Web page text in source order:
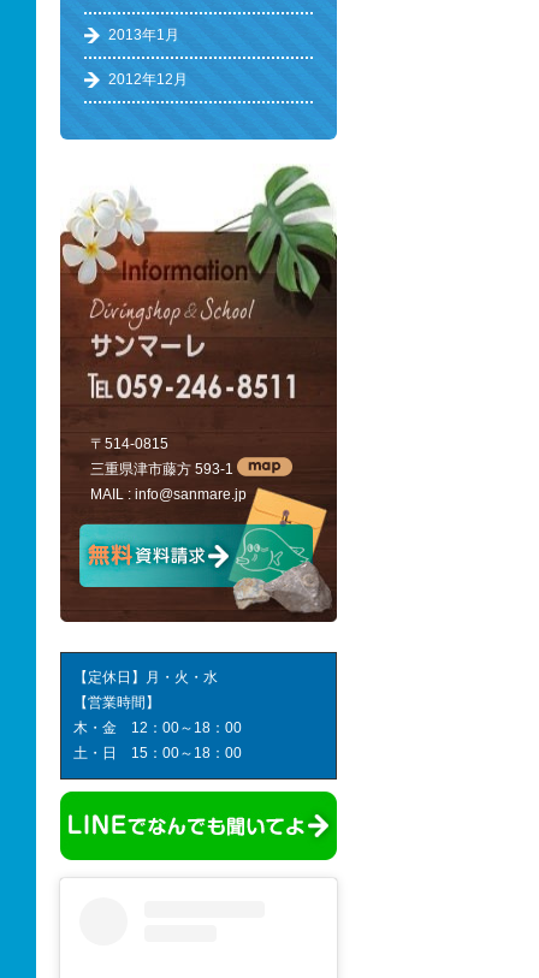
2013年1月
2012年12月
〒514-0815
三重県津市藤方 593-1
MAIL : info@sanmare.jp
【定休日】月・火・水
【営業時間】
木・金 12：00～18：00
土・日 15：00～18：00